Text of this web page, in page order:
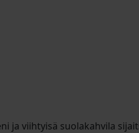
ja viihtyisä suolakahvila